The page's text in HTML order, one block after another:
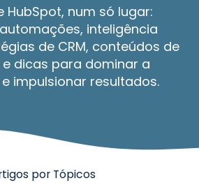
HubSpot
Recursos
Contactos
HubSpot, num só lugar:
inteligência
de CRM, conteúdos de
dicas para dominar a
impulsionar resultados.
por Tópicos